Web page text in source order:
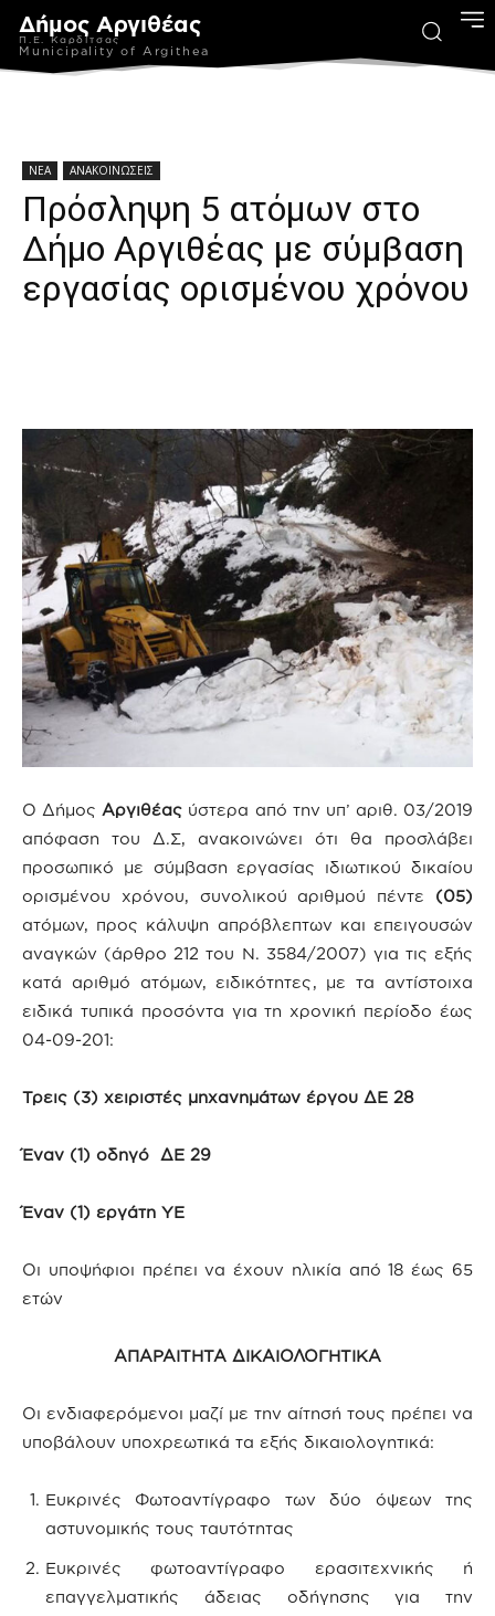
Δήμος Αργιθέας
Π.Ε. Καρδίτσας
Municipality of Argithea
ΝΕΑ ΑΝΑΚΟΙΝΩΣΕΙΣ
Πρόσληψη 5 ατόμων στο
Δήμο Αργιθέας με σύμβαση
εργασίας ορισμένου χρόνου
Ο Δήμος Αργιθέας ύστερα από την υπ’ αριθ. 03/2019
απόφαση του Δ.Σ, ανακοινώνει ότι θα προσλάβει
προσωπικό με σύμβαση εργασίας ιδιωτικού δικαίου
ορισμένου χρόνου, συνολικού αριθμού πέντε (05)
ατόμων, προς κάλυψη απρόβλεπτων και επειγουσών
αναγκών (άρθρο 212 του Ν. 3584/2007) για τις εξής
κατά αριθμό ατόμων, ειδικότητες, με τα αντίστοιχα
ειδικά τυπικά προσόντα για τη χρονική περίοδο έως
04-09-201:
Τρεις (3) χειριστές μηχανημάτων έργου ΔΕ 28
Έναν (1) οδηγό ΔΕ 29
Έναν (1) εργάτη ΥΕ
Οι υποψήφιοι πρέπει να έχουν ηλικία από 18 έως 65
ετών
ΑΠΑΡΑΙΤΗΤΑ ΔΙΚΑΙΟΛΟΓΗΤΙΚΑ
Οι ενδιαφερόμενοι μαζί με την αίτησή τους πρέπει να
υποβάλουν υποχρεωτικά τα εξής δικαιολογητικά:
Ευκρινές Φωτοαντίγραφο των δύο όψεων της
αστυνομικής τους ταυτότητας
Ευκρινές φωτοαντίγραφο ερασιτεχνικής ή
επαγγελματικής άδειας οδήγησης για την